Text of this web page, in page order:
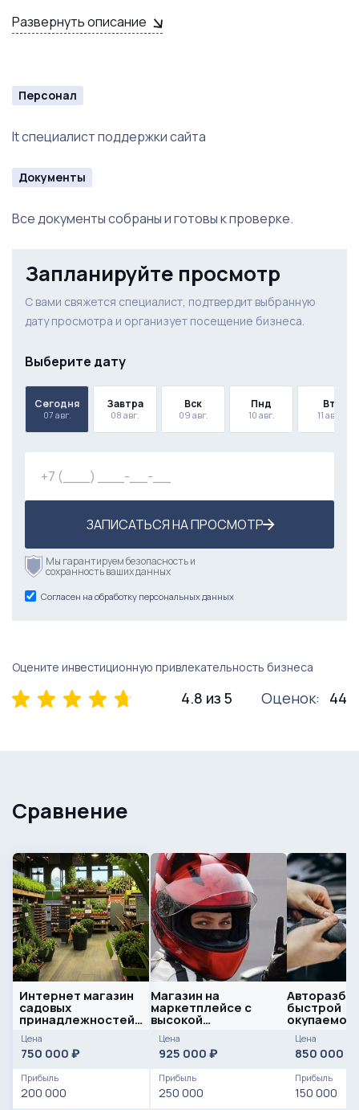
Развернуть описание
Персонал
It специалист поддержки сайта
Документы
Все документы собраны и готовы к проверке.
Запланируйте просмотр
С вами свяжется специалист, подтвердит выбранную
дату просмотра и организует посещение бизнеса.
Выберите дату
Сегодня
07 авг.
Завтра
08 авг.
Вск
09 авг.
Пнд
10 авг.
Вт
11 авг.
ЗАПИСАТЬСЯ НА ПРОСМОТР
Мы гарантируем безопасность и
сохранность ваших данных
Согласен на обработку персональных данных
Оцените инвестиционную привлекательность бизнеса
4.8 из 5 Оценок: 44
Сравнение
Интернет магазин
садовых
принадлежностей /
окупаемость 5
месяцев
Цена
750 000 ₽
Прибыль
200 000
Магазин на
маркетплейсе с
высокой
маржинальностью
Цена
925 000 ₽
Прибыль
250 000
быстрой
Цена
850 000
Прибыль
150 000